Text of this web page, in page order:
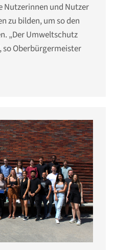
und Nutzer
zu bilden, um so den
„Der Umweltschutz
so Oberbürgermeister